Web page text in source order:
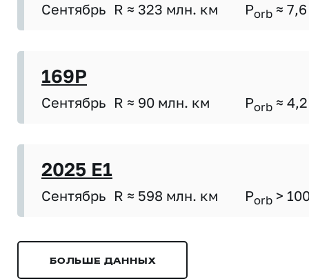
Сентябрь R ≈ 323 млн. км Porb ≈ 7,6
169P
Сентябрь R ≈ 90 млн. км Porb ≈ 4,2
2025 E1
Сентябрь R ≈ 598 млн. км Porb >
БОЛЬШЕ ДАННЫХ